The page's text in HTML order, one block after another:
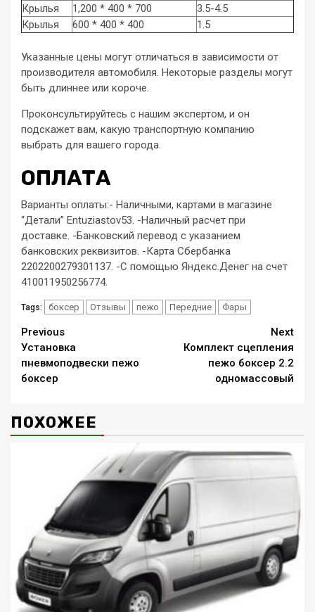
Крылья
1,200 * 400 * 700
3.5-4.5
Крылья
600 * 400 * 400 1.5
Указанные цены могут отличаться в зависимости от
производителя автомобиля. Некоторые разделы могут
быть длиннее или короче.
Проконсультируйтесь с нашим экспертом, и он
подскажет вам, какую транспортную компанию
выбрать для вашего города.
ОПЛАТА
Варианты оплаты:- Наличными, картами в магазине
“Детали” Entuziastov53. -Наличный расчет при
доставке. -Банковский перевод с указанием
банковских реквизитов. -Карта Сбербанка
2202200279301137. -С помощью Яндекс.Денег на счет
410011950256774.
Tags: боксер Отзывы пежо Передние Фары
Continue
Reading
Previous
Установка
пневмоподвески пежо
боксер
Next
Комплект сцепления
пежо боксер 2.2
одномассовый
ПОХОЖЕЕ